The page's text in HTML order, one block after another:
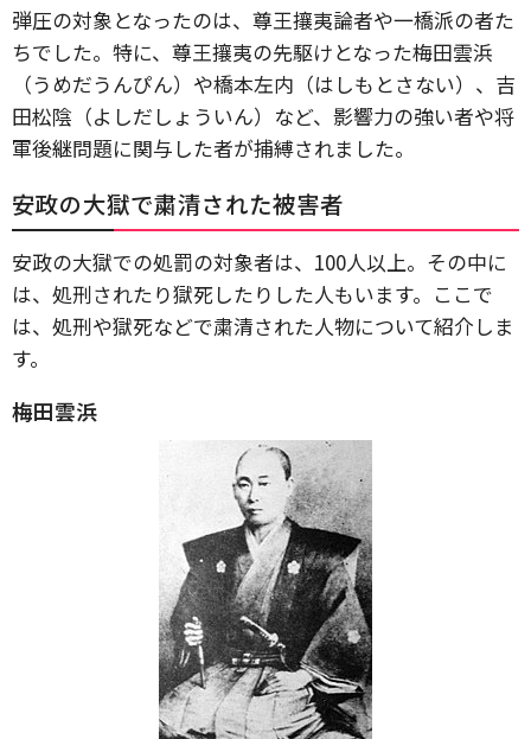
弾圧の対象となったのは、尊王攘夷論者や一橋派の者た
ちでした。特に、尊王攘夷の先駆けとなった梅田雲浜
（うめだうんぴん）や橋本左内（はしもとさない）、吉
田松陰（よしだしょういん）など、影響力の強い者や将
軍後継問題に関与した者が捕縛されました。
安政の大獄で粛清された被害者
安政の大獄での処罰の対象者は、100人以上。その中に
は、処刑されたり獄死したりした人もいます。ここで
は、処刑や獄死などで粛清された人物について紹介しま
す。
梅田雲浜